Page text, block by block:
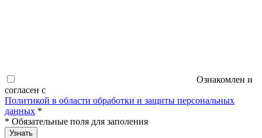
Ознакомлен и
согласен с
Политикой в области обработки и защиты персональных
данных *
* Обязательные поля для заполения
Узнать